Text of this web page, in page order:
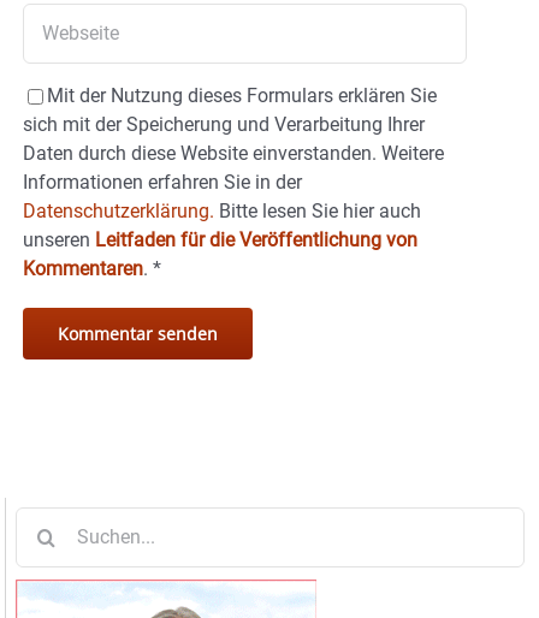
Mit der Nutzung dieses Formulars erklären Sie
sich mit der Speicherung und Verarbeitung Ihrer
Daten durch diese Website einverstanden. Weitere
Informationen erfahren Sie in der
Datenschutzerklärung. Bitte lesen Sie hier auch
unseren Leitfaden für die Veröffentlichung von
Kommentaren. *
nach: